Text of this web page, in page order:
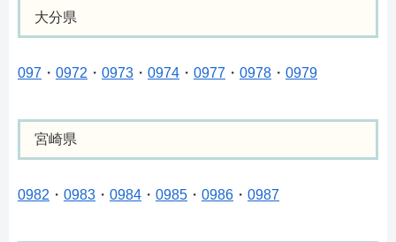
大分県
097 ・ 0972 ・ 0973 ・ 0974 ・ 0977 ・ 0978 ・ 0979
宮崎県
0982 ・ 0983 ・ 0984 ・ 0985 ・ 0986 ・ 0987